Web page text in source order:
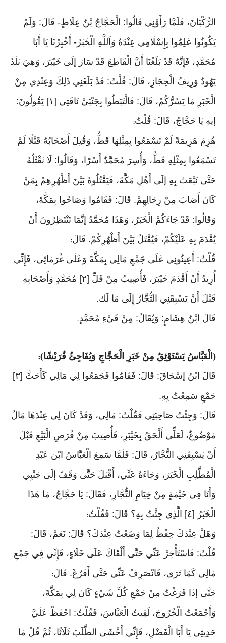
الرُّكْبَانَ، فَلَمَّا رَأَوْنِي قَالُوا: الْحَجَّاجُ بْنُ عِلَاطٍ- قَالَ: وَلَمْ
يَكُونُوا عَلِمُوا بِإِسْلَامِي عِنْدَهُ وَاَللَّهِ الْخَبَرُ- أَخْبِرْنَا يَا أَبَا
مُحَمَّدٍ، فَإِنَّهُ قَدْ بَلَغْنَا أَنَّ الْقَاطِعَ قَدْ سَارَ إلَى خَيْبَرَ، وَهِيَ بَلَدُ
يَهُودُ وَرِيفُ الْحِجَازِ، قَالَ: قُلْتُ: قَدْ بَلَغَنِي ذَلِكَ وَعِنْدِي مِنْ
الْخَبَرِ مَا يَسُرُّكُمْ، قَالَ: فَالْتَبَطُوا بِجَنْبَيْ نَاقَتِي [١] يَقُولُونَ:
إيهِ يَا حَجَّاجُ، قَالَ: قُلْتُ:
هُزِمَ هَزِيمَةً لَمْ تَسْمَعُوا بِمِثْلِهَا قَطُّ، وَقُتِلَ أَصْحَابُهُ قَتْلًا لَمْ
تَسْمَعُوا بِمِثْلِهِ قَطُّ، وَأُسِرَ مُحَمَّدٌ أَسْرًا، وَقَالُوا: لَا نَقْتُلُهُ
حَتَّى نَبْعَثَ بِهِ إلَى أَهْلِ مَكَّةَ، فَيَقْتُلُوهُ بَيْنَ أَظْهُرِهِمْ بِمَنْ
كَانَ أَصَابَ مِنْ رِجَالِهِمْ. قَالَ: فَقَامُوا وَصَاحُوا بِمَكَّةَ،
وَقَالُوا: قَدْ جَاءَكُمْ الْخَبَرُ، وَهَذَا مُحَمَّدُ إنَّمَا تَنْتَظِرُونَ أَنْ
يُقْدَمَ بِهِ عَلَيْكُمْ، فَيُقْتَلُ بَيْنَ أَظْهُرِكُمْ. قَالَ:
قُلْتُ: أَعِينُونِي عَلَى جَمْعِ مَالِي بِمَكَّةَ وَعَلَى غُرَمَائِي، فَإِنِّي
أُرِيدُ أَنْ أَقْدَمَ خَيْبَرَ، فَأُصِيبُ مِنْ فَلِّ [٢] مُحَمَّدٍ وَأَصْحَابِهِ
قَبْلَ أَنْ يَسْبِقَنِي التُّجَّارُ إِلَى مَا لَك.
قَالَ ابْنُ هِشَامٍ: وَيُقَالُ: مِنْ فَيْءِ مُحَمَّدٍ.
( الْعَبَّاسُ يَسْتَوْثِقُ مِنْ خَبَرِ الْحَجَّاجِ وَيُفَاجِئُ قُرَيْشًا):
قَالَ ابْنُ إسْحَاقَ: قَالَ: فَقَامُوا فَجَمَعُوا لِي مَالِي كَأَحَثَّ [٣]
جَمْعٍ سَمِعْتُ بِهِ.
قَالَ: وَجِئْتُ صَاحِبَتِي فَقُلْتُ: مَالِي، وَقَدْ كَانَ لِي عِنْدَهَا مَالٌ
مَوْضُوعٌ، لَعَلِّي أَلْحَقُ بِخَيْبَرِ، فَأُصِيبَ مِنْ فُرَصِ الْبَيْعِ قَبْلَ
أَنْ يَسْبِقَنِي التُّجَّارُ، قَالَ: فَلَمَّا سَمِعَ الْعَبَّاسُ ابْن عَبْدِ
الْمُطَّلِبِ الْخَبَرَ، وَجَاءَهُ عَنِّي، أَقْبَلَ حَتَّى وَقَفَ إلَى جَنْبِي
وَأَنَا فِي خَيْمَةٍ مِنْ خِيَامِ التُّجَّارِ، فَقَالَ: يَا حَجَّاجُ، مَا هَذَا
الْخَبَرُ [٤] الَّذِي جِئْتُ بِهِ؟ قَالَ: فَقُلْتُ
:
وَهَلْ عِنْدَكَ حِفْظٌ لِمَا وَضَعْتُ عِنْدَكَ؟ قَالَ: نَعَمْ، قَالَ:
قُلْتُ: فَاسْتَأْخِرْ عَنِّي حَتَّى أَلْقَاكَ عَلَى خَلَاءٍ، فَإِنِّي فِي جَمْعِ
مَالِي كَمَا تَرَى، فَانْصَرِفْ عَنِّي حَتَّى أَفَرُغَ. قَالَ:
حَتَّى إذَا فَرَغْتُ مِنْ جَمْعِ كُلِّ شَيْءٍ كَانَ لِي بِمَكَّةَ،
وَأَجْمَعْتُ الْخُرُوجَ، لَقِيتُ الْعَبَّاسَ، فَقُلْتُ: احْفَظْ عَلَيَّ
حَدِيثِي يَا أَبَا الْفَضْلِ، فَإِنِّي أَخْشَى الطَّلَبَ ثَلَاثًا، ثُمَّ قُلْ مَا